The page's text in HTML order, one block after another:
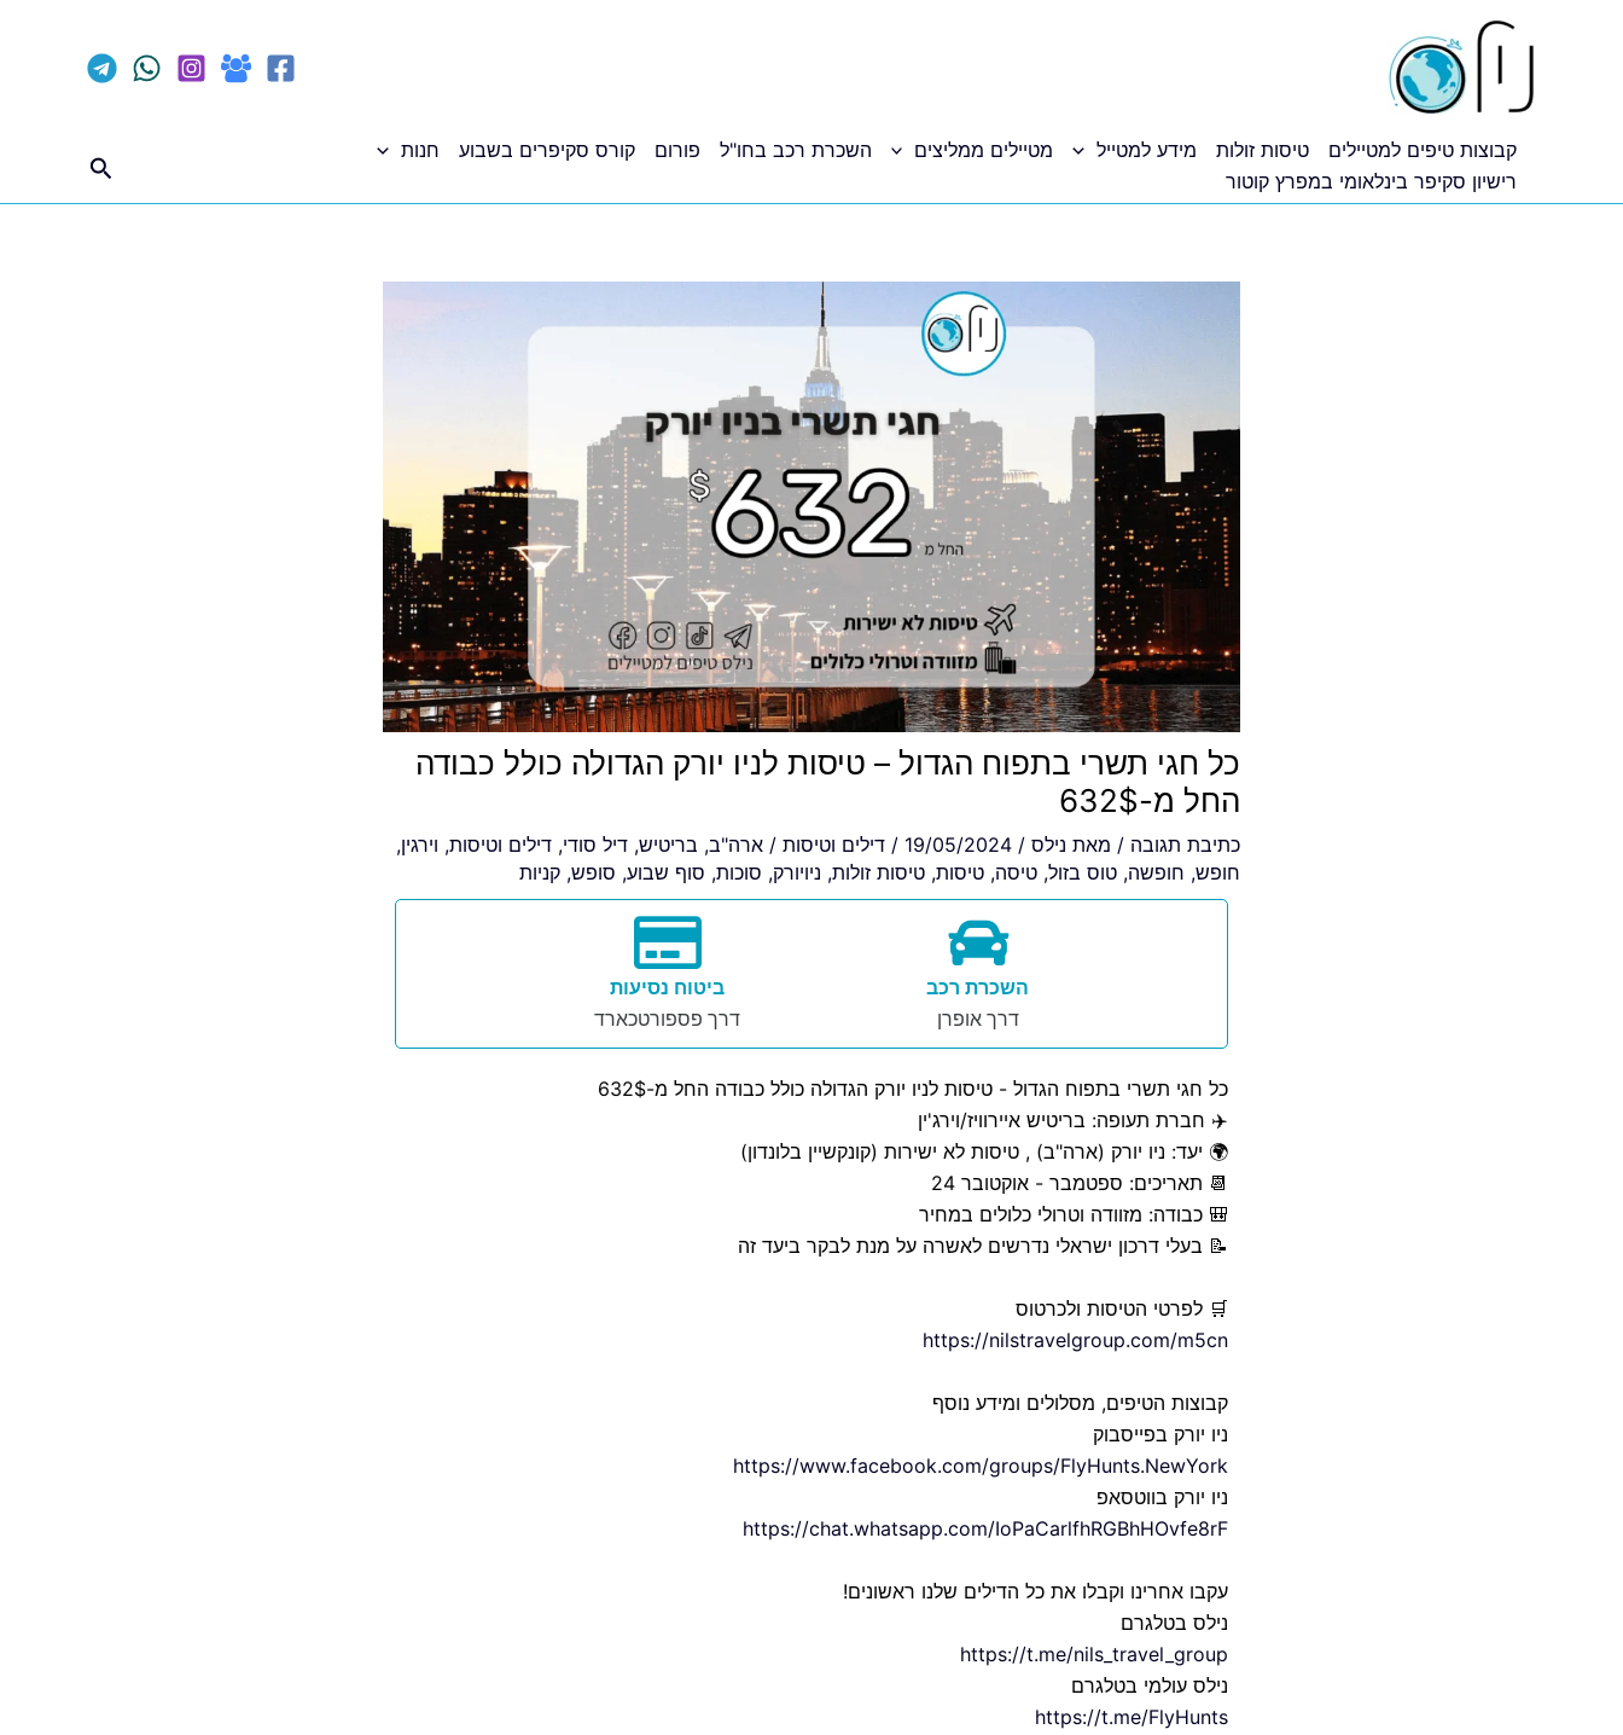
קבוצות טיפים למטיילים טיסות זולות מידע למטייל מטיילים ממליצים השכרת רכב בחו"ל פורום קורס סקיפרים בשבוע
חנות
רישיון סקיפר בינלאומי במפרץ קוטור
חיפוש
כל חגי תשרי בתפוח הגדול – טיסות לניו יורק הגדולה כולל כבודה
החל מ-632$
כתיבת תגובה / מאת נילס /
19/05/2024
/ דילים וטיסות / ארה"ב, בריטיש, דיל סודי, דילים וטיסות, וירגין,
חופש, חופשה, טוס בזול, טיסה, טיסות, טיסות זולות, ניויורק, סוכות, סוף שבוע, סופש, קניות
השכרת רכב
דרך אופרן
ביטוח נסיעות
דרך פספורטכארד
כל חגי תשרי בתפוח הגדול - טיסות לניו יורק הגדולה כולל כבודה החל מ-632$
✈️ חברת תעופה: בריטיש איירוויז/וירג'ין
🌍 יעד: ניו יורק (ארה"ב) , טיסות לא ישירות (קונקשיין בלונדון)
📆 תאריכים: ספטמבר - אוקטובר 24
🎒 כבודה: מזוודה וטרולי כלולים במחיר
📝 בעלי דרכון ישראלי נדרשים לאשרה על מנת לבקר ביעד זה
🛒 לפרטי הטיסות ולכרטוס
https://nilstravelgroup.com/m5cn
קבוצות הטיפים, מסלולים ומידע נוסף
ניו יורק בפייסבוק
https://www.facebook.com/groups/FlyHunts.NewYork
ניו יורק בווטסאפ
https://chat.whatsapp.com/IoPaCarlfhRGBhHOvfe8rF
עקבו אחרינו וקבלו את כל הדילים שלנו ראשונים!
נילס בטלגרם
https://t.me/nils_travel_group
נילס עולמי בטלגרם
https://t.me/FlyHunts